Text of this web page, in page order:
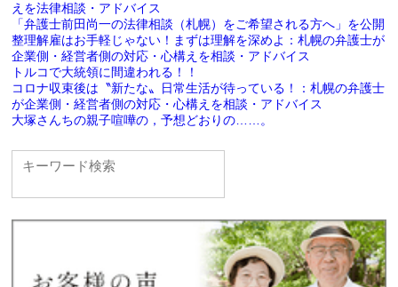
えを法律相談・アドバイス
「弁護士前田尚一の法律相談（札幌）をご希望される方へ」を公開
整理解雇はお手軽じゃない！まずは理解を深めよ：札幌の弁護士が
企業側・経営者側の対応・心構えを相談・アドバイス
トルコで大統領に間違われる！！
コロナ収束後は〝新たな〟日常生活が待っている！：札幌の弁護士
が企業側・経営者側の対応・心構えを相談・アドバイス
大塚さんちの親子喧嘩の，予想どおりの……。